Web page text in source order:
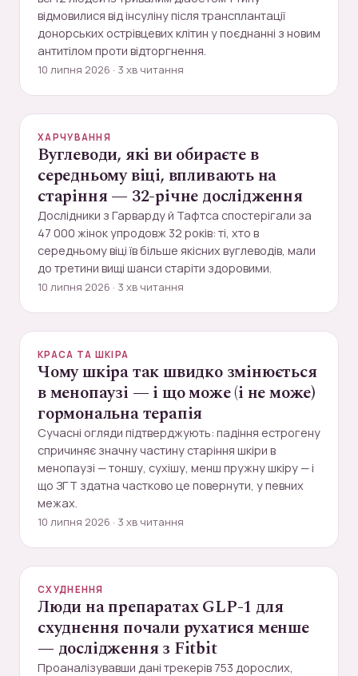
відмовилися від інсуліну після трансплантації
донорських острівцевих клітин у поєднанні з новим
антитілом проти відторгнення.
10 липня 2026 · 3 хв читання
ХАРЧУВАННЯ
Вуглеводи, які ви обираєте в
середньому віці, впливають на
старіння — 32-річне дослідження
Дослідники з Гарварду й Тафтса спостерігали за
47 000 жінок упродовж 32 років: ті, хто в
середньому віці їв більше якісних вуглеводів, мали
до третини вищі шанси старіти здоровими.
10 липня 2026 · 3 хв читання
КРАСА ТА ШКІРА
Чому шкіра так швидко змінюється
в менопаузі — і що може (і не може)
гормональна терапія
Сучасні огляди підтверджують: падіння естрогену
спричиняє значну частину старіння шкіри в
менопаузі — тоншу, сухішу, менш пружну шкіру — і
що ЗГТ здатна частково це повернути, у певних
межах.
10 липня 2026 · 3 хв читання
СХУДНЕННЯ
Люди на препаратах GLP-1 для
схуднення почали рухатися менше
— дослідження з Fitbit
Проаналізувавши дані трекерів 753 дорослих,